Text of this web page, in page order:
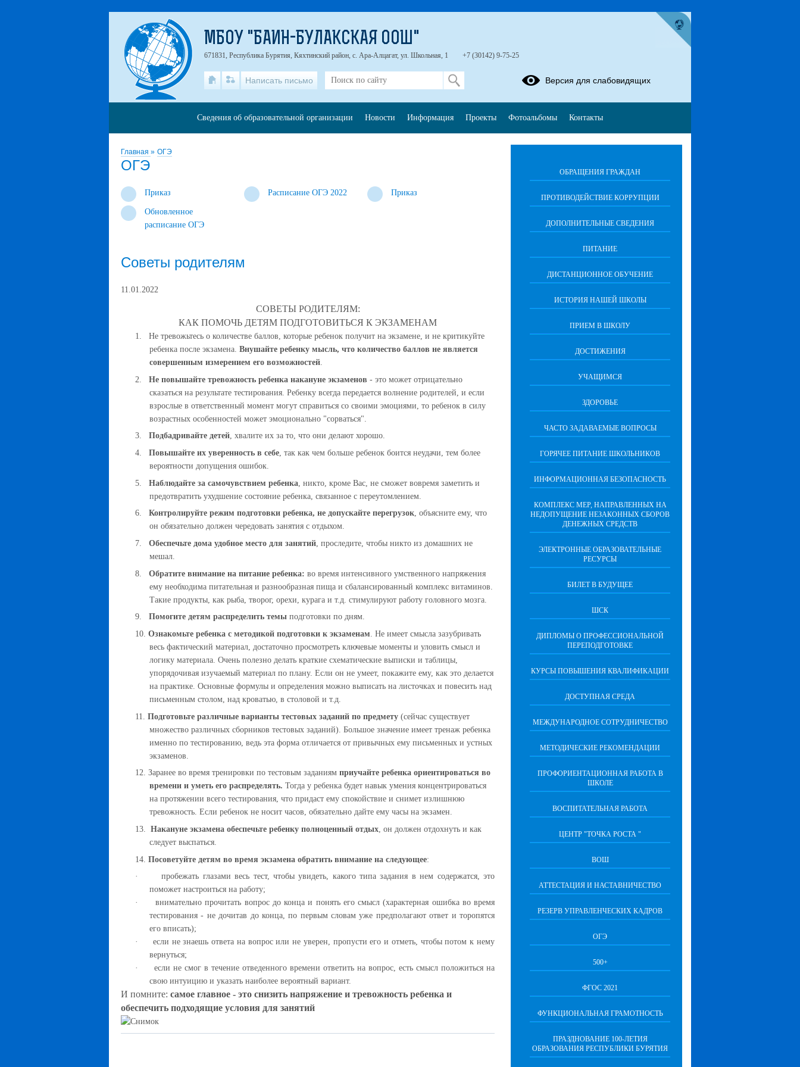
Главная » ОГЭ
ОГЭ
Приказ Расписание ОГЭ 2022 Приказ
Обновленное
расписание ОГЭ
Советы родителям
11.01.2022
СОВЕТЫ РОДИТЕЛЯМ:
КАК ПОМОЧЬ ДЕТЯМ ПОДГОТОВИТЬСЯ К ЭКЗАМЕНАМ
1.
Не тревожьтесь о количестве баллов, которые ребенок получит на экзамене, и не критикуйте
ребенка после экзамена. Внушайте ребенку мысль, что количество баллов не является
совершенным измерением его возможностей.
2.
Не повышайте тревожность ребенка накануне экзаменов - это может отрицательно
сказаться на результате тестирования. Ребенку всегда передается волнение родителей, и если
взрослые в ответственный момент могут справиться со своими эмоциями, то ребенок в силу
возрастных особенностей может эмоционально "сорваться".
3.
Подбадривайте детей, хвалите их за то, что они делают хорошо.
4.
Повышайте их уверенность в себе , так как чем больше ребенок боится неудачи, тем более
вероятности допущения ошибок.
5.
Наблюдайте за самочувствием ребенка , никто, кроме Вас, не сможет вовремя заметить и
предотвратить ухудшение состояние ребенка, связанное с переутомлением.
6.
Контролируйте режим подготовки ребенка, не допускайте перегрузок, объясните ему, что
он обязательно должен чередовать занятия с отдыхом.
7.
Обеспечьте дома удобное место для занятий , проследите, чтобы никто из домашних не
мешал.
8.
Обратите внимание на питание ребенка: во время интенсивного умственного напряжения
ему необходима питательная и разнообразная пища и сбалансированный комплекс витаминов.
Такие продукты, как рыба, творог, орехи, курага и т.д. стимулируют работу головного мозга.
9.
Помогите детям распределить темы подготовки по дням.
10. Ознакомьте ребенка с методикой подготовки к экзаменам . Не имеет смысла зазубривать
весь фактический материал, достаточно просмотреть ключевые моменты и уловить смысл и
логику материала. Очень полезно делать краткие схематические выписки и таблицы,
упорядочивая изучаемый материал по плану. Если он не умеет, покажите ему, как это делается
на практике. Основные формулы и определения можно выписать на листочках и повесить над
письменным столом, над кроватью, в столовой и т.д.
11.
Подготовьте различные варианты тестовых заданий по предмету (сейчас существует
множество различных сборников тестовых заданий). Большое значение имеет тренаж ребенка
именно по тестированию, ведь эта форма отличается от привычных ему письменных и устных
экзаменов.
12. Заранее во время тренировки по тестовым заданиям приучайте ребенка ориентироваться во
времени и уметь его распределять. Тогда у ребенка будет навык умения концентрироваться
на протяжении всего тестирования, что придаст ему спокойствие и снимет излишнюю
тревожность. Если ребенок не носит часов, обязательно дайте ему часы на экзамен.
13.
Накануне экзамена обеспечьте ребенку полноценный отдых , он должен отдохнуть и как
следует выспаться.
14. Посоветуйте детям во время экзамена обратить внимание на следующее:
·
пробежать глазами весь тест, чтобы увидеть, какого типа задания в нем содержатся, это
поможет настроиться на работу;
·
внимательно прочитать вопрос до конца и понять его смысл (характерная ошибка во время
тестирования - не дочитав до конца, по первым словам уже предполагают ответ и торопятся
его вписать);
·
если не знаешь ответа на вопрос или не уверен, пропусти его и отметь, чтобы потом к нему
вернуться;
·
если не смог в течение отведенного времени ответить на вопрос, есть смысл положиться на
свою интуицию и указать наиболее вероятный вариант.
И помните: самое главное - это снизить напряжение и тревожность ребенка и
обеспечить подходящие условия для занятий
ОБРАЩЕНИЯ ГРАЖДАН
ПРОТИВОДЕЙСТВИЕ КОРРУПЦИИ
ДОПОЛНИТЕЛЬНЫЕ СВЕДЕНИЯ
ПИТАНИЕ
ДИСТАНЦИОННОЕ ОБУЧЕНИЕ
ИСТОРИЯ НАШЕЙ ШКОЛЫ
ПРИЕМ В ШКОЛУ
ДОСТИЖЕНИЯ
УЧАЩИМСЯ
ЗДОРОВЬЕ
ЧАСТО ЗАДАВАЕМЫЕ ВОПРОСЫ
ГОРЯЧЕЕ ПИТАНИЕ ШКОЛЬНИКОВ
ИНФОРМАЦИОННАЯ БЕЗОПАСНОCТЬ
КОМПЛЕКС МЕР, НАПРАВЛЕННЫХ НА
НЕДОПУЩЕНИЕ НЕЗАКОННЫХ СБОРОВ
ДЕНЕЖНЫХ СРЕДСТВ
ЭЛЕКТРОННЫЕ ОБРАЗОВАТЕЛЬНЫЕ
РЕСУРСЫ
БИЛЕТ В БУДУЩЕЕ
ШСК
ДИПЛОМЫ О ПРОФЕССИОНАЛЬНОЙ
ПЕРЕПОДГОТОВКЕ
КУРСЫ ПОВЫШЕНИЯ КВАЛИФИКАЦИИ
ДОСТУПНАЯ СРЕДА
МЕЖДУНАРОДНОЕ СОТРУДНИЧЕСТВО
МЕТОДИЧЕСКИЕ РЕКОМЕНДАЦИИ
ПРОФОРИЕНТАЦИОННАЯ РАБОТА В
ШКОЛЕ
ВОСПИТАТЕЛЬНАЯ РАБОТА
ЦЕНТР "ТОЧКА РОСТА "
ВОШ
АТТЕСТАЦИЯ И НАСТАВНИЧЕСТВО
РЕЗЕРВ УПРАВЛЕНЧЕСКИХ КАДРОВ
ОГЭ
500+
ФГОС 2021
ФУНКЦИОНАЛЬНАЯ ГРАМОТНОСТЬ
ПРАЗДНОВАНИЕ 100-ЛЕТИЯ
ОБРАЗОВАНИЯ РЕСПУБЛИКИ БУРЯТИЯ
МБОУ "БАИН-БУЛАКСКАЯ ООШ"
671831, Республика Бурятия, Кяхтинский район, с. Ара-Алцагат, ул. Школьная, 1 +7 (30142) 9-75-25
Написать письмо Версия для слабовидящих
Сведения об образовательной организации Новости Информация Проекты Фотоальбомы Контакты